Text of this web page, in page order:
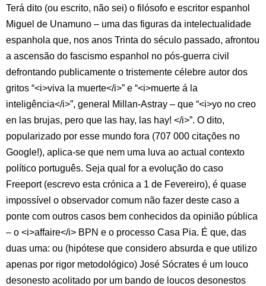
Terá dito (ou escrito, não sei) o filósofo e escritor espanhol
Miguel de Unamuno – uma das figuras da intelectualidade
espanhola que, nos anos Trinta do século passado, afrontou
a ascensão do fascismo espanhol no pós-guerra civil
defrontando publicamente o tristemente célebre autor dos
gritos “<i>viva la muerte</i>” e “<i>muerte á la
inteligência</i>”, general Millan-Astray – que “<i>yo no creo
en las brujas, pero que las hay, las hay! </i>”. O dito,
popularizado por esse mundo fora (707 000 citações no
Google!), aplica-se que nem uma luva ao actual contexto
político português. Seja qual for a evolução do caso
Freeport (escrevo esta crónica a 1 de Fevereiro), é quase
impossível o observador comum não fazer deste caso a
ponte com outros casos bem conhecidos da opinião pública
– o <i>affaire</i> BPN e o processo Casa Pia. É que, das
duas uma: ou (hipótese que considero absurda e que utilizo
apenas por rigor metodológico) José Sócrates é um louco
desonesto acolitado por um bando de loucos desonestos